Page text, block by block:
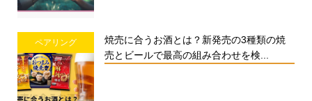
ペアリング
焼売に合うお酒とは？新発売の3種類の焼
売とビールで最高の組み合わせを検...